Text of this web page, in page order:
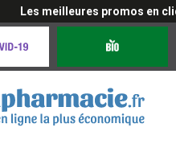
Les meilleures promos en